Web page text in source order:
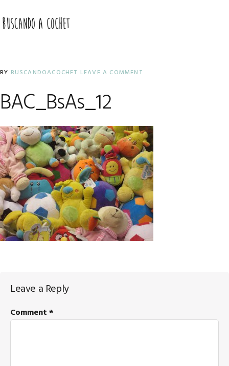
to
primary
to
main
to
primary
BY BUSCANDOACOCHET LEAVE A COMMENT
BAC_BsAs_12
Reader
Interactions
Leave a Reply
Comment*